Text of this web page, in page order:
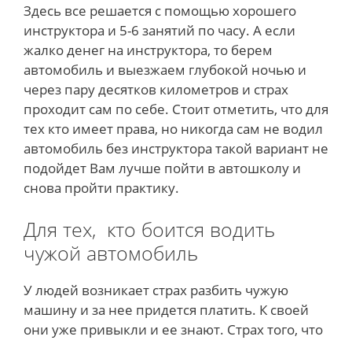
Здесь все решается с помощью хорошего
инструктора и 5-6 занятий по часу. А если
жалко денег на инструктора, то берем
автомобиль и выезжаем глубокой ночью и
через пару десятков километров и страх
проходит сам по себе. Стоит отметить, что для
тех кто имеет права, но никогда сам не водил
автомобиль без инструктора такой вариант не
подойдет Вам лучше пойти в автошколу и
снова пройти практику.
Для тех, кто боится водить
чужой автомобиль
У людей возникает страх разбить чужую
машину и за нее придется платить. К своей
они уже привыкли и ее знают. Страх того, что